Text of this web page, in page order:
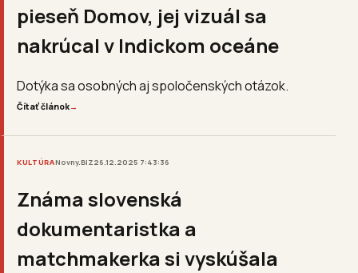
pieseň Domov, jej vizuál sa
nakrúcal v Indickom oceáne
Dotýka sa osobných aj spoločenských otázok.
Čítať článok→
KULTÚRANovny.BIZ26.12.2025 7:43:36
Známa slovenská
dokumentaristka a
matchmakerka si vyskúšala